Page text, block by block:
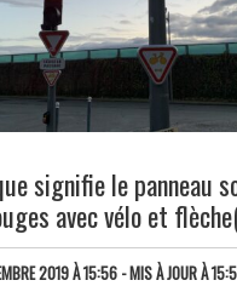
signifie le panneau
avec vélo et
2019 À 15:56- MIS À JOUR À